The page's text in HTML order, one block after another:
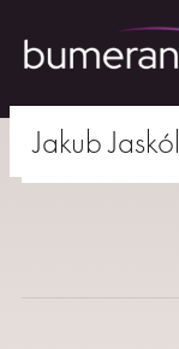
AKTORKI
content
Jakub